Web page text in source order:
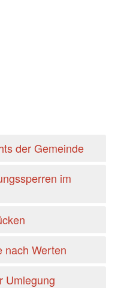
der Gemeinde
im
nach Werten
Umlegung